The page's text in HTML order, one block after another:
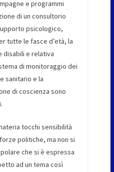
e programmi
di un consultorio
psicologico,
tutte le fasce d’età, la
disabili e relativa
di monitoraggio dei
sanitario e la
di coscienza sono
tocchi sensibilità
politiche, ma non si
che si è espressa
ad un tema così